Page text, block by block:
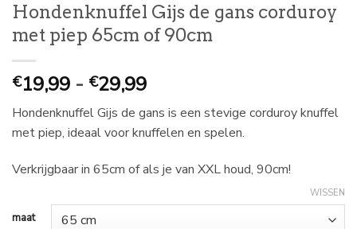
Hondenknuffel Gijs de gans corduroy
met piep 65cm of 90cm
€19,99 - €29,99Prijsklasse:
19,99
tot
€
29,99
Hondenknuffel Gijs de gans is een stevige corduroy knuffel
met piep, ideaal voor knuffelen en spelen.
Verkrijgbaar in 65cm of als je van XXL houd, 90cm!
maat
WISSEN